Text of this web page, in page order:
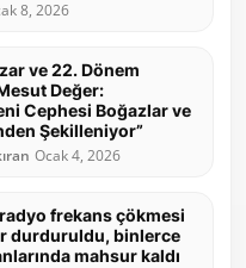
8, 2026
ve 22. Dönem
Değer:
Cephesi Boğazlar ve
Şekilleniyor”
Ocak 4, 2026
frekans çökmesi
durduruldu, binlerce
mahsur kaldı